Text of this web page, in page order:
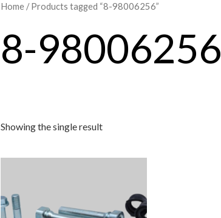
Home/ Products tagged “8-98006256”
8-98006256
Showing the single result